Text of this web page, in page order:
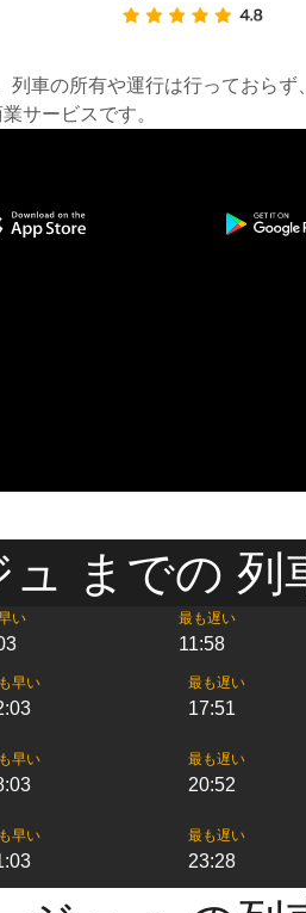
車の所有や運行は行っておら
サービスです。
までの 列
い 最も遅い
11:58
早い 最も遅い
17:51
早い 最も遅い
20:52
早い 最も遅い
23:28